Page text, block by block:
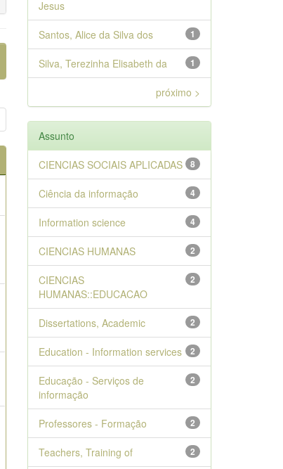
Jesus
1
Santos, Alice da Silva dos
1
Silva, Terezinha Elisabeth da
próximo >
Assunto
8
CIENCIAS SOCIAIS APLICADAS
4
Ciência da informação
4
Information science
2
CIENCIAS HUMANAS
2
CIENCIAS
HUMANAS::EDUCACAO
2
Dissertations, Academic
2
Education - Information services
2
Educação - Serviços de
informação
2
Professores - Formação
2
Teachers, Training of